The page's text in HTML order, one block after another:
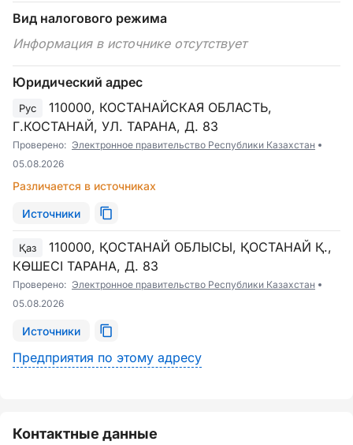
Вид налогового режима
Информация в источнике отсутствует
Юридический адрес
Рус
110000, КОСТАНАЙСКАЯ ОБЛАСТЬ,
Г.КОСТАНАЙ, УЛ. ТАРАНА, Д. 83
Проверено: Электронное правительство Республики Казахстан
05.08.2026
Различается в источниках
Источники
Қаз
110000, ҚОСТАНАЙ ОБЛЫСЫ, ҚОСТАНАЙ Қ.,
КӨШЕСІ ТАРАНА, Д. 83
Проверено: Электронное правительство Республики Казахстан
05.08.2026
Источники
Предприятия по этому адресу
Контактные данные